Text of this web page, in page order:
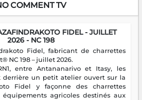
COMMENT TV
FIDEL - JUILLET
2026 - NC 198
Fidel, fabricant de charrettes
NC 198 – juillet 2026.
entre Antananarivo et Itasy, les
derrière un petit atelier ouvert sur la
Fidel y façonne des charrettes
agricoles destinés aux